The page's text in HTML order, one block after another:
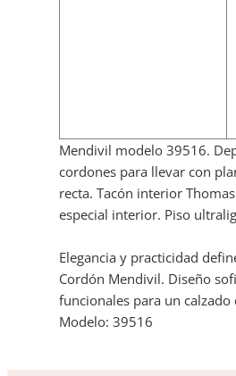
Mendivil modelo 39516.
cordones para llevar con
recta. Tacón interior
especial interior. Piso
Elegancia y practicidad
Cordón Mendivil. Diseño
funcionales para un calzado
Modelo: 39516